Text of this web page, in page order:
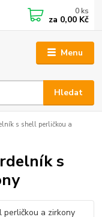
Menu
Hledat
0 ks
za 0,00 Kč
s shell perličkou a
s